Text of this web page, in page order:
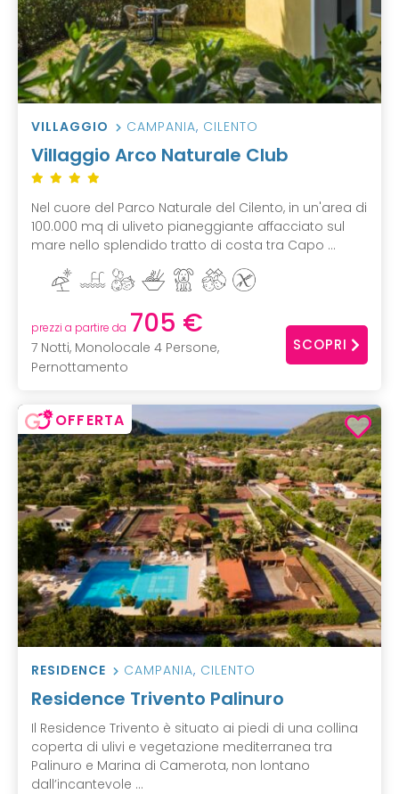
VILLAGGIO CAMPANIA, CILENTO
Villaggio Arco Naturale Club
Nel cuore del Parco Naturale del Cilento, in un'area di
100.000 mq di uliveto pianeggiante affacciato sul
mare nello splendido tratto di costa tra Capo ...
prezzi a partire da 705 €
7 Notti, Monolocale 4 Persone,
Pernottamento
SCOPRI
OFFERTA
RESIDENCE CAMPANIA, CILENTO
Residence Trivento Palinuro
Il Residence Trivento è situato ai piedi di una collina
coperta di ulivi e vegetazione mediterranea tra
Palinuro e Marina di Camerota, non lontano
dall’incantevole ...